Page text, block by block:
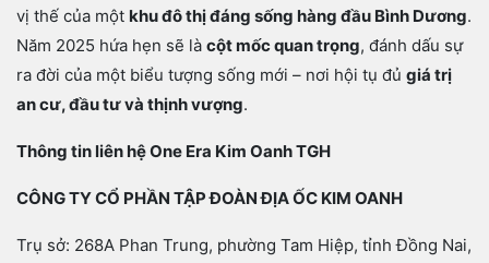
vị thế của một khu đô thị đáng sống hàng đầu Bình Dương.
Năm 2025 hứa hẹn sẽ là cột mốc quan trọng, đánh dấu sự
ra đời của một biểu tượng sống mới – nơi hội tụ đủ giá trị
an cư, đầu tư và thịnh vượng.
Thông tin liên hệ One Era Kim Oanh TGH
CÔNG TY CỔ PHẦN TẬP ĐOÀN ĐỊA ỐC KIM OANH
Trụ sở: 268A Phan Trung, phường Tam Hiệp, tỉnh Đồng Nai,